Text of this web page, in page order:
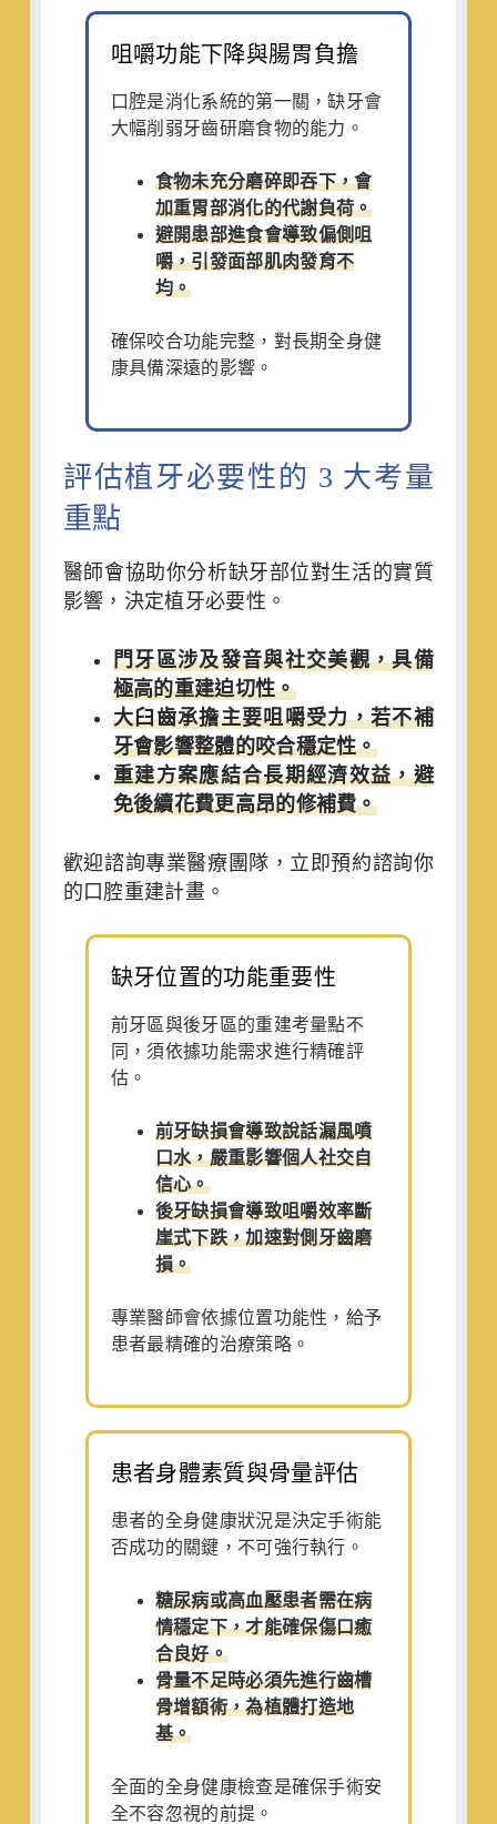
咀嚼功能下降與腸胃負擔
口腔是消化系統的第一關，缺牙會
大幅削弱牙齒研磨食物的能力。
食物未充分磨碎即吞下，會
加重胃部消化的代謝負荷。
避開患部進食會導致偏側咀
嚼，引發面部肌肉發育不
均。
確保咬合功能完整，對長期全身健
康具備深遠的影響。
評估植牙必要性的 3 大考量
重點
醫師會協助你分析缺牙部位對生活的實質
影響，決定植牙必要性。
門牙區涉及發音與社交美觀，具備
極高的重建迫切性。
大臼齒承擔主要咀嚼受力，若不補
牙會影響整體的咬合穩定性。
重建方案應結合長期經濟效益，避
免後續花費更高昂的修補費。
歡迎諮詢專業醫療團隊，立即預約諮詢你
的口腔重建計畫。
缺牙位置的功能重要性
前牙區與後牙區的重建考量點不
同，須依據功能需求進行精確評
估。
前牙缺損會導致說話漏風噴
口水，嚴重影響個人社交自
信心。
後牙缺損會導致咀嚼效率斷
崖式下跌，加速對側牙齒磨
損。
專業醫師會依據位置功能性，給予
患者最精確的治療策略。
患者身體素質與骨量評估
患者的全身健康狀況是決定手術能
否成功的關鍵，不可強行執行。
糖尿病或高血壓患者需在病
情穩定下，才能確保傷口癒
合良好。
骨量不足時必須先進行齒槽
骨增額術，為植體打造地
基。
全面的全身健康檢查是確保手術安
全不容忽視的前提。